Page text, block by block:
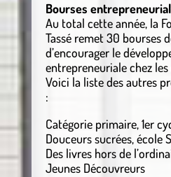
Bourses
Au total cette année, la
Tassé remet 30 bourses
d’encourager le
entrepreneuriale chez les
Voici la liste des autres
:
Catégorie primaire, 1er
Douceurs sucrées, école
Des livres hors de
Jeunes Découvreurs